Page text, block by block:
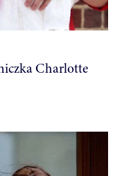
Charlotte